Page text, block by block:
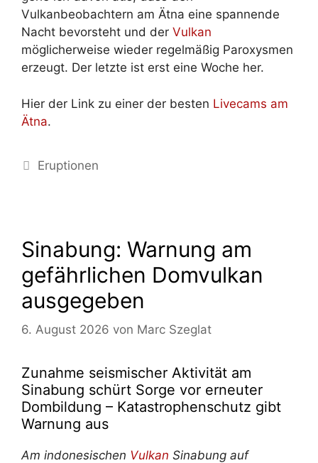
Vulkanbeobachtern am Ätna eine spannende
Nacht bevorsteht und der Vulkan
möglicherweise wieder regelmäßig Paroxysmen
erzeugt. Der letzte ist erst eine Woche her.
Hier der Link zu einer der besten Livecams am
Ätna.
Kategorien
Eruptionen
Sinabung: Warnung am
gefährlichen Domvulkan
ausgegeben
6. August 2026 von Marc Szeglat
Zunahme seismischer Aktivität am
Sinabung schürt Sorge vor erneuter
Dombildung – Katastrophenschutz gibt
Warnung aus
Am indonesischen Vulkan Sinabung auf